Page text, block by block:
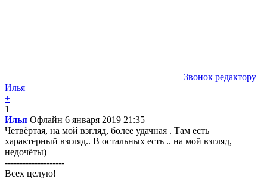
Звонок редактору
Илья
+
1
Илья Офлайн 6 января 2019 21:35
Четвёртая, на мой взгляд, более удачная . Там есть
характерный взгляд.. В остальных есть .. на мой взгляд,
недочёты)
--------------------
Всех целую!